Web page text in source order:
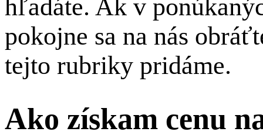
hľadáte. Ak v
pokojne sa na nás
tejto rubriky pridáme.
Ako získam cenu